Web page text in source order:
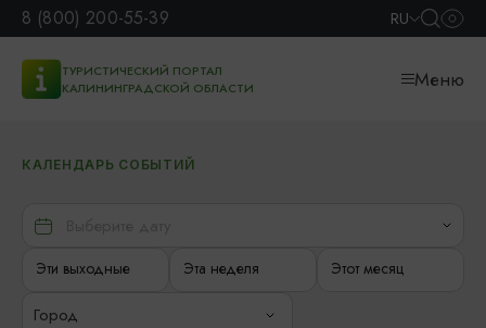
8 (800) 200-55-39 RU
ТУРИСТИЧЕСКИЙ ПОРТАЛ
КАЛИНИНГРАДСКОЙ ОБЛАСТИ
Меню
КАЛЕНДАРЬ СОБЫТИЙ
Эти выходные Эта неделя Этот месяц
Город